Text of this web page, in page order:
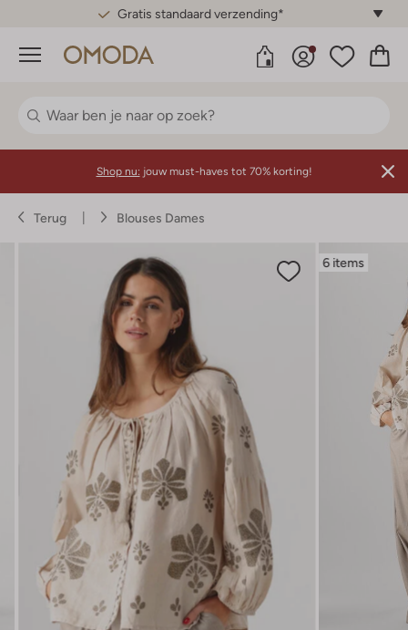
Gratis standaard verzending*
Menu
Shop nu: jouw must-haves tot 70% korting!
Terug Blouses Dames
6 items